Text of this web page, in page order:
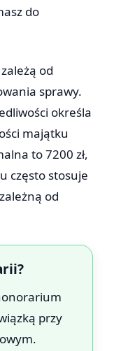
do
od
sprawy.
określa
majątku
to 7200 zł,
często stosuje
od
przy